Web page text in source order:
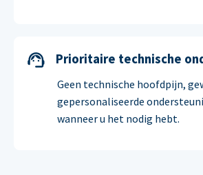
Prioritaire technische
Geen technische hoofdpijn,
gepersonaliseerde
wanneer u het nodig hebt.